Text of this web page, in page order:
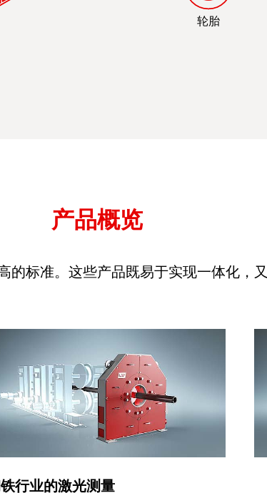
轮胎
产品概览
标准。这些产品既易于实现一体化，
行业的激光测量